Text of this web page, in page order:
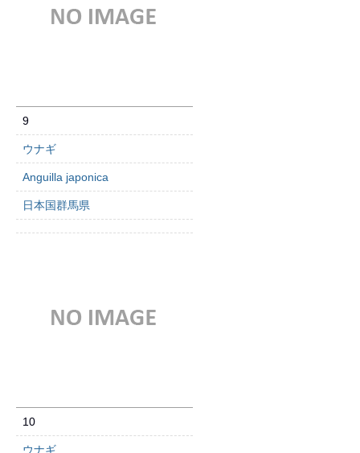
9
ウナギ
Anguilla japonica
日本国群馬県
10
ウナギ